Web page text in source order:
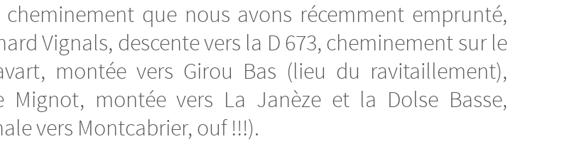
que nous avons récemment emprunté,
Vignals, descente vers la D 673, cheminement sur le
montée vers Girou Bas (lieu du ravitaillement),
Mignot, montée vers La Janèze et la Dolse Basse,
vers Montcabrier, ouf !!!).